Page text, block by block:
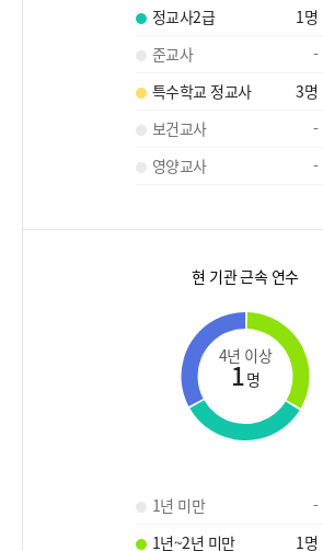
정교사2급
1명
준교사
-
특수학교 정교사
3명
보건교사
-
영양교사
-
현 기관 근속 연수
4년 이상
1명
1년 미만 -
1년~2년 미만
1명